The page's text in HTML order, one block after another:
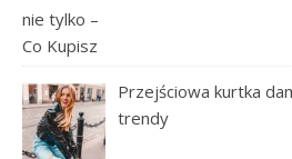
Przejściowa kurtka
trendy